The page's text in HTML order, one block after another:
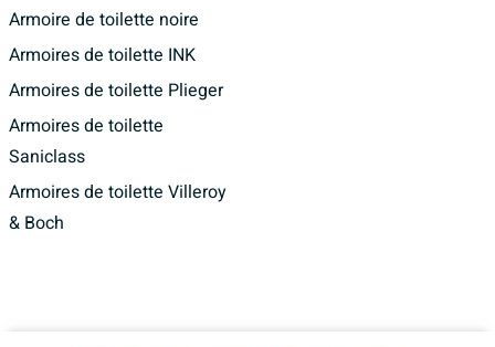
Armoire de toilette noire
Armoires de toilette INK
Armoires de toilette Plieger
Armoires de toilette
Saniclass
Armoires de toilette Villeroy
& Boch